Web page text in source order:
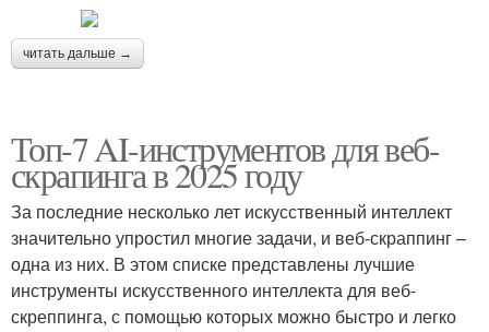
читать дальше →
Топ-7 AI-инструментов для веб-
скрапинга в 2025 году
За последние несколько лет искусственный интеллект
значительно упростил многие задачи, и веб-скраппинг –
одна из них. В этом списке представлены лучшие
инструменты искусственного интеллекта для веб-
скреппинга, с помощью которых можно быстро и легко